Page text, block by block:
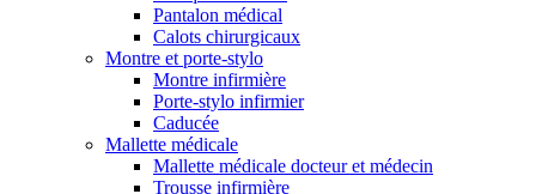
Pantalon médical
Calots chirurgicaux
Montre et porte-stylo
Montre infirmière
Porte-stylo infirmier
Caducée
Mallette médicale
Mallette médicale docteur et médecin
Trousse infirmière